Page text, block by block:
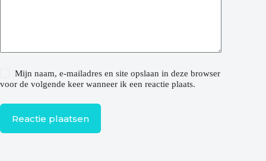
Mijn naam, e-mailadres en site opslaan in deze browser
voor de volgende keer wanneer ik een reactie plaats.
Reactie plaatsen